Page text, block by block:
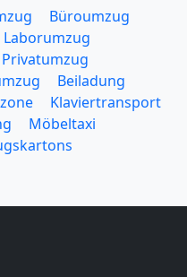
Büroumzug
Laborumzug
Privatumzug
Beiladung
Klaviertransport
Möbeltaxi